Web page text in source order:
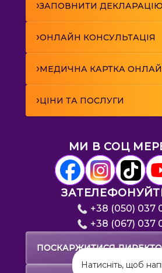
›ЗАПОВНИТИ ДЕКЛАРАЦІЮ
›ОНЛАЙН КОНСУЛЬТАЦІЯ
›МЕДИЧНА КАРТКА
›ЦІНИ ТА ПОСЛУГИ
ПОСКАРЖИТИСЯ
МИ В СОЦ
+38 (050) 037
+38 (067) 037
Натисніть, щоб